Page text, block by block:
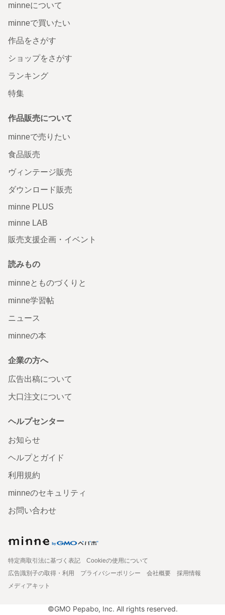
minneについて
minneで買いたい
作品をさがす
ショップをさがす
ランキング
特集
作品販売について
minneで売りたい
食品販売
ヴィンテージ販売
ダウンロード販売
minne PLUS
minne LAB
販売支援企画・イベント
読みもの
minneとものづくりと
minne学習帖
ニュース
minneの本
企業の方へ
広告出稿について
大口注文について
ヘルプセンター
お知らせ
ヘルプとガイド
利用規約
minneのセキュリティ
お問い合わせ
特定商取引法に基づく表記
Cookieの使用について
広告識別子の取得・利用
プライバシーポリシー 会社概要
採用情報
メディアキット
©GMO Pepabo, Inc. All rights reserved.